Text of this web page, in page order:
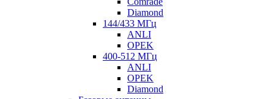
Diamond
144/433 МГц
ANLI
OPEK
400-512 МГц
ANLI
OPEK
Diamond